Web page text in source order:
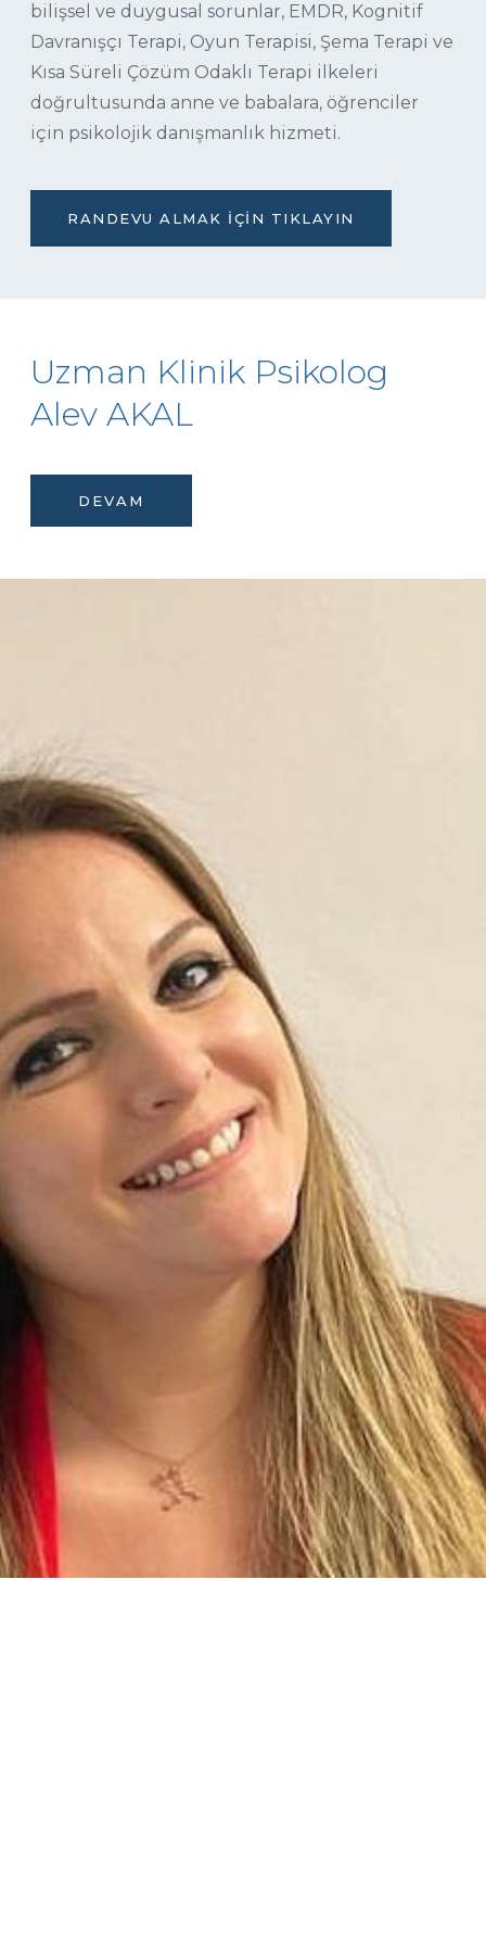
bilişsel ve duygusal sorunlar, EMDR, Kognitif
Davranışçı Terapi, Oyun Terapisi, Şema Terapi ve
Kısa Süreli Çözüm Odaklı Terapi ilkeleri
doğrultusunda anne ve babalara, öğrenciler
için psikolojik danışmanlık hizmeti.
RANDEVU ALMAK İÇIN TIKLAYIN
Uzman Klinik Psikolog
Alev AKAL
DEVAM